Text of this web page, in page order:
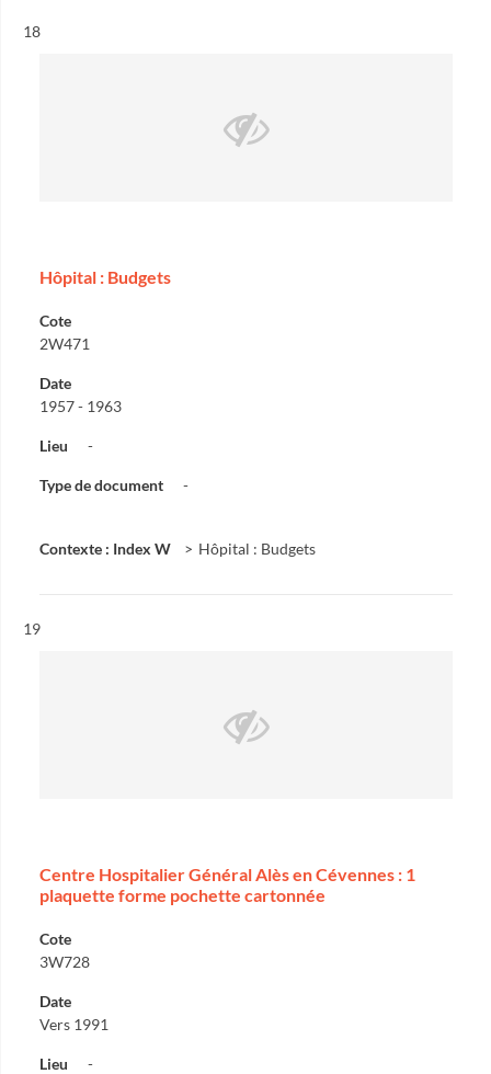
Résultat n°
18
Hôpital : Budgets
Cote
2W471
Date
1957 - 1963
Lieu -
Type de document -
Contexte : Index W Hôpital : Budgets
Résultat n°
19
Centre Hospitalier Général Alès en Cévennes : 1
plaquette forme pochette cartonnée
Cote
3W728
Date
Vers 1991
Lieu -